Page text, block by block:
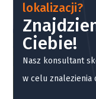
lokalizacji?
Ciebie!
Nasz konsultant
w celu znalezienia